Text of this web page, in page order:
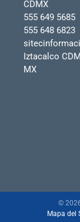
CDMX
555 649 5685
555 648 6823
Iztacalco
MX
©
Mapa del